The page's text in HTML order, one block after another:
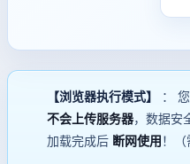
【浏览器执行模式】
：
不会上传服务器，数据安
加载完成后 断网使用 ！（